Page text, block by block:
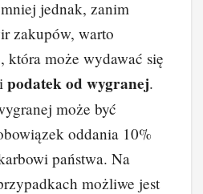
jednak, zanim
zakupów, warto
która może wydawać się
podatek od wygranej.
może być
oddania 10%
państwa. Na
możliwe jest